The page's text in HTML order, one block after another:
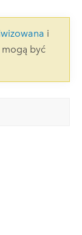
i
mogą być